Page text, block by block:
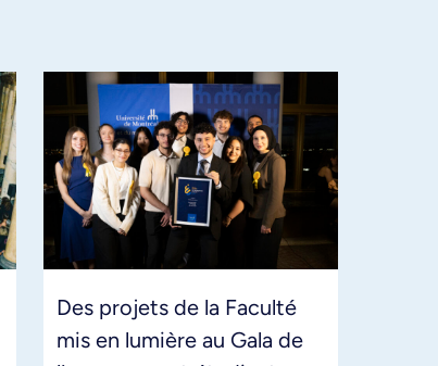
Des projets de la Faculté
mis en lumière au Gala de